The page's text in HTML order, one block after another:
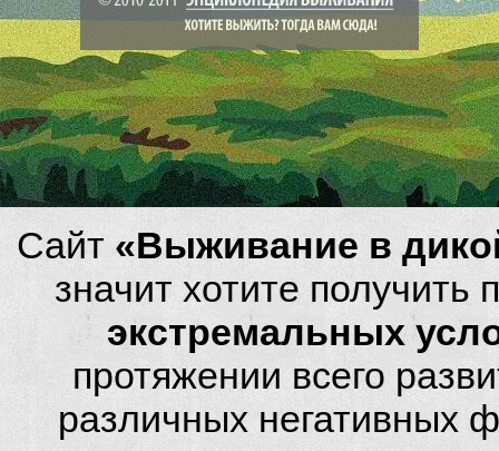
Сайт «Выживание в
значит хотите
экстремальных
протяжении всего
различных негативных